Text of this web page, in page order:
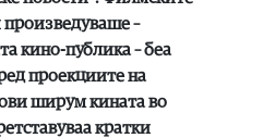
–
кино-публика – беа
проекциите на
ширум кината во
кратки